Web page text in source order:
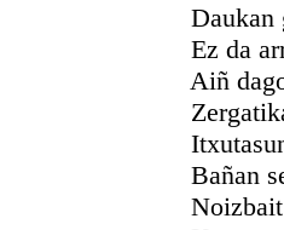
Daukan
Ez da
Aiñ dago
Zergatikan
Bañan
Noizbait